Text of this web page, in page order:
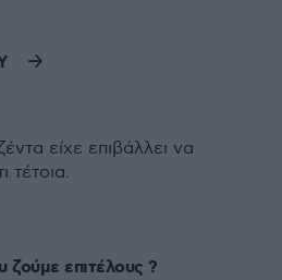
είχε επιβάλλει να
τέτοια.
ζούμε επιτέλους ?